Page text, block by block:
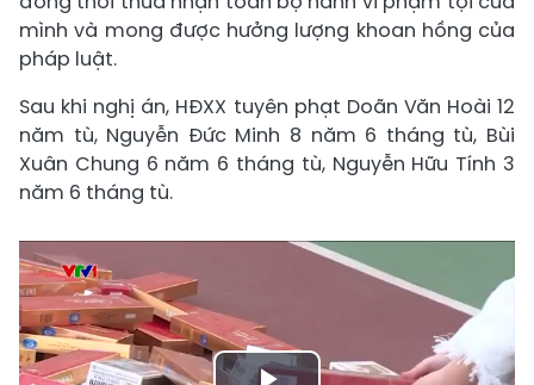
mình và mong được hưởng lượng khoan hồng của
pháp luật.
Sau khi nghị án, HĐXX tuyên phạt Doãn Văn Hoài 12
năm tù, Nguyễn Đức Minh 8 năm 6 tháng tù, Bùi
Xuân Chung 6 năm 6 tháng tù, Nguyễn Hữu Tính 3
năm 6 tháng tù.